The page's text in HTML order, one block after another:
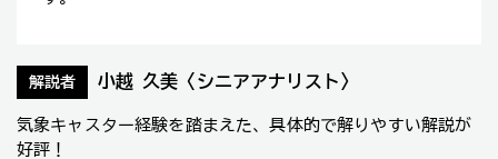
解説者 小越 久美〈シニアアナリスト〉
気象キャスター経験を踏まえた、具体的で解りやすい解説が
好評！